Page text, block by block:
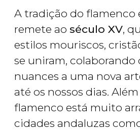
A tradição do flamenco
remete ao século XV,
estilos mouriscos,
se uniram,
nuances a uma nova
até os nossos dias.
flamenco está muito
cidades andaluzas